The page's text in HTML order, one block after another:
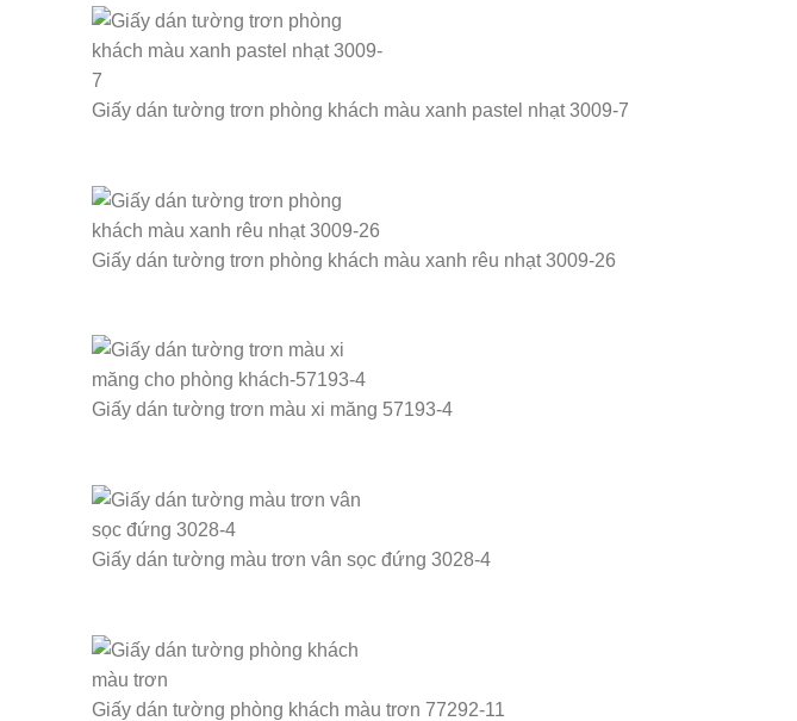
Giấy dán tường trơn phòng khách màu xanh pastel nhạt 3009-7
Giấy dán tường trơn phòng khách màu xanh rêu nhạt 3009-26
Giấy dán tường trơn màu xi măng 57193-4
Giấy dán tường màu trơn vân sọc đứng 3028-4
Giấy dán tường phòng khách màu trơn 77292-11